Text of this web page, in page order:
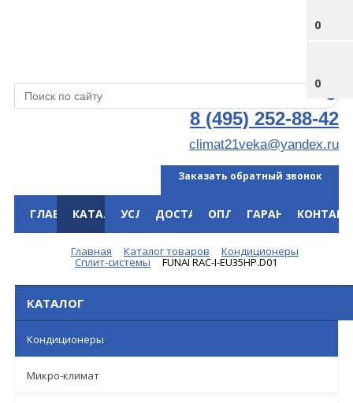
0
0
8 (495) 252-88-42
climat21veka@yandex.ru
Заказать обратный звонок
ГЛАВНАЯКАТАЛОГУСЛУГИДОСТАВКАОПЛАТАГАРАНТИЯ
Главная Каталог товаров Кондиционеры
Сплит-системы FUNAI RAC-I-EU35HP.D01
КАТАЛОГ
Кондиционеры
Микро-климат